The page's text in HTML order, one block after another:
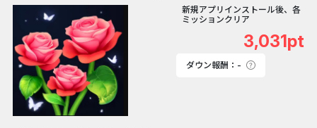
新規アプリインストール後、各
ミッションクリア
3,031pt
ダウン報酬：-